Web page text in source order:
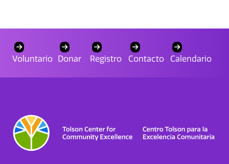
Voluntario Donar Registro Contacto Calendario